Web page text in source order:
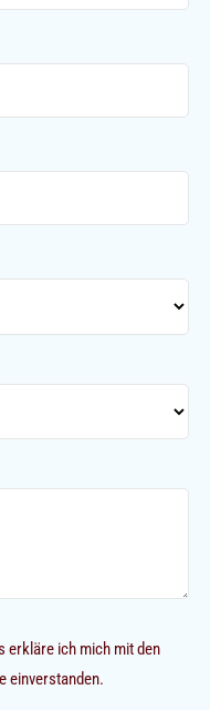
erkläre ich mich mit den
einverstanden.